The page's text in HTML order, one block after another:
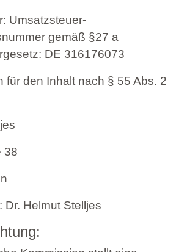
Umsatzsteuer-
gemäß §27 a
DE 316176073
für den Inhalt nach § 55 Abs. 2
38
Dr. Helmut Stelljes